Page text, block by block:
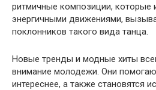
ритмичные композиции, которые
энергичными движениями,
поклонников такого вида танца.
Новые тренды и модные хиты
внимание молодежи. Они
интереснее, а также становятся